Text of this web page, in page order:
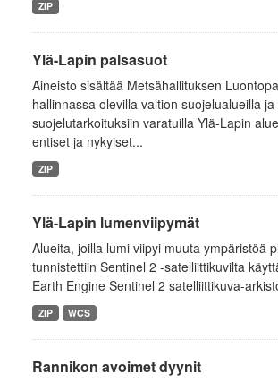
ZIP
Ylä-Lapin palsasuot
Aineisto sisältää Metsähallituksen
hallinnassa olevilla valtion suojelualueilla ja
suojelutarkoituksiin varatuilla Ylä-Lapin
entiset ja nykyiset...
ZIP
Ylä-Lapin lumenviipymät
Alueita, joilla lumi viipyi muuta ympäristöä
tunnistettiin Sentinel 2 -satelliittikuvilta
Earth Engine Sentinel 2 satelliittikuva-
ZIP WCS
Rannikon avoimet dyynit